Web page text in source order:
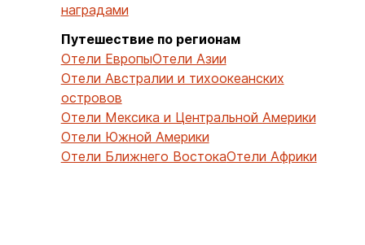
наградами
Путешествие по регионам
Отели ЕвропыОтели Азии
Отели Австралии и тихоокеанских
островов
Отели Мексика и Центральной Америки
Отели Южной Америки
Отели Ближнего ВостокаОтели Африки